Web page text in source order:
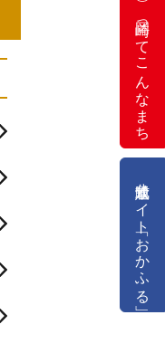
岡崎ってこんなまち
公式通販サイト「おかふる」